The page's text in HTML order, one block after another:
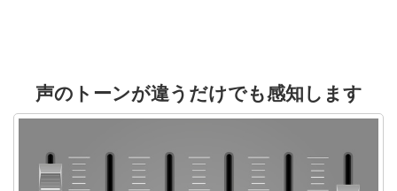
声のトーンが違うだけでも感知します